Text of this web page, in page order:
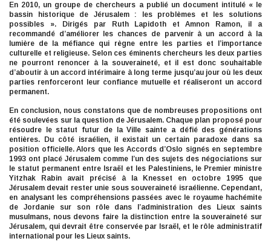
En 2010, un groupe de chercheurs a publié un document intitulé « le
bassin historique de Jérusalem : les problèmes et les solutions
possibles ». Dirigés par Ruth Lapidoth et Amnon Ramon, il a
recommandé d’améliorer les chances de parvenir à un accord à la
lumière de la méfiance qui règne entre les parties et l’importance
culturelle et religieuse. Selon ces éminents chercheurs les deux parties
ne pourront renoncer à la souveraineté, et il est donc souhaitable
d’aboutir à un accord intérimaire à long terme jusqu’au jour où les deux
parties renforceront leur confiance mutuelle et réaliseront un accord
permanent.
En conclusion, nous constatons que de nombreuses propositions ont
été soulevées sur la question de Jérusalem. Chaque plan proposé pour
résoudre le statut futur de la Ville sainte a défié des générations
entières. Du côté israélien, il existait un certain paradoxe dans sa
position officielle. Alors que les Accords d’Oslo signés en septembre
1993 ont placé Jérusalem comme l’un des sujets des négociations sur
le statut permanent entre Israël et les Palestiniens, le Premier ministre
Yitzhak Rabin avait précisé à la Knesset en octobre 1995 que
Jérusalem devait rester unie sous souveraineté israélienne. Cependant,
en analysant les compréhensions passées avec le royaume hachémite
de Jordanie sur son rôle dans l’administration des Lieux saints
musulmans, nous devons faire la distinction entre la souveraineté sur
Jérusalem, qui devrait être conservée par Israël, et le rôle administratif
international pour les Lieux saints.